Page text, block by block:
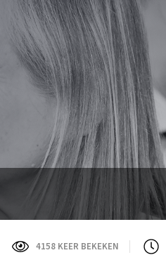
4158 KEER BEKEKEN